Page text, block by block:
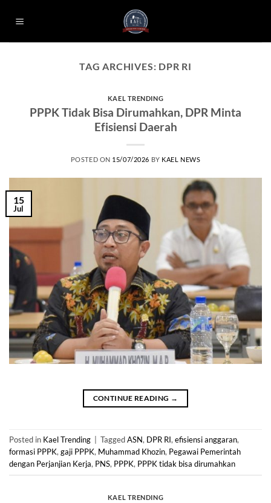
TAG ARCHIVES: DPR RI
KAEL TRENDING
PPPK Tidak Bisa Dirumahkan, DPR Minta
Efisiensi Daerah
POSTED ON 15/07/2026 BY KAEL NEWS
15
Jul
CONTINUE READING →
Posted in Kael Trending TaggedASN, DPR RI, efisiensi anggaran,
formasi PPPK, gaji PPPK, Muhammad Khozin, Pegawai Pemerintah
dengan Perjanjian Kerja, PNS, PPPK, PPPK tidak bisa dirumahkan
KAEL TRENDING